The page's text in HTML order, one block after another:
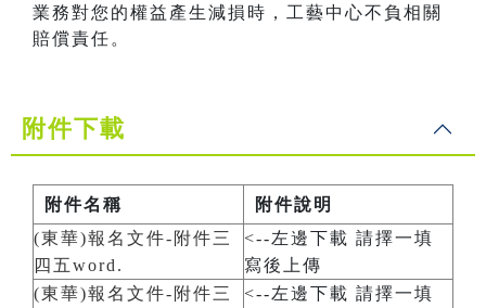
業務對您的權益產生減損時，工藝中心不負相關
賠償責任。
附件下載
附件名稱
附件說明
(東華)報名文件-附件三
四五word.
<--左邊下載 請擇一填
寫後上傳
(東華)報名文件-附件三
<--左邊下載 請擇一填